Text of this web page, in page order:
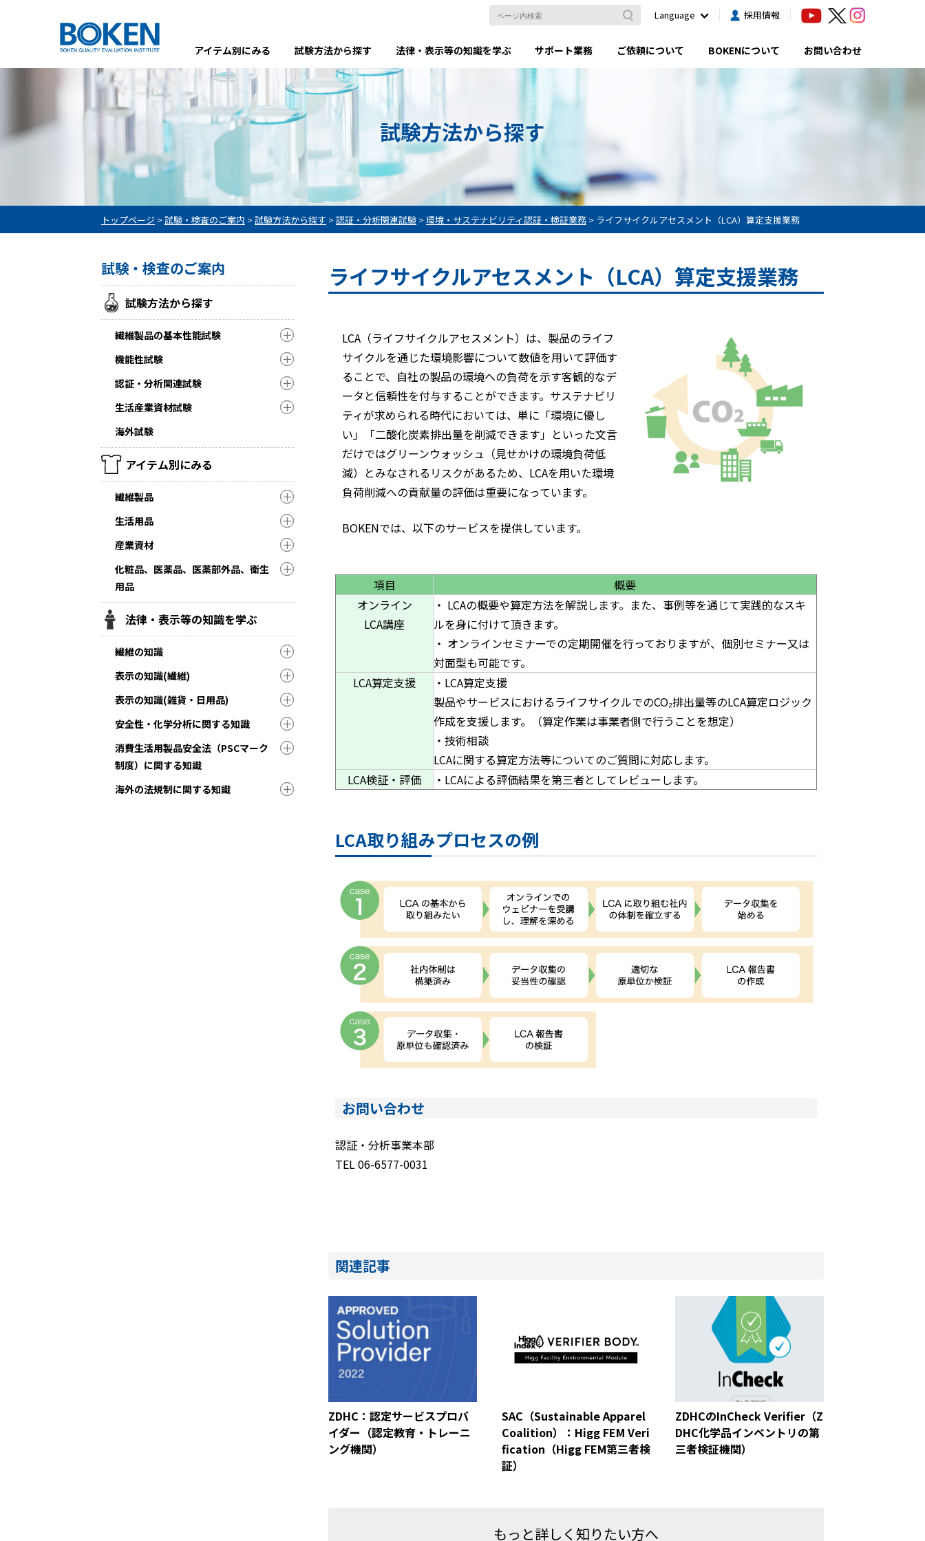
Language 採用情報
アイテム別にみる 試験方法から探す 法律・表示等の知識を学ぶ サポート業務 ご依頼について BOKENについて お問い合わせ
試験方法から探す
トップページ > 試験・検査のご案内 > 試験方法から探す > 認証・分析関連試験 > 環境・サステナビリティ認証・検証業務 > ライフサイクルアセスメント（LCA）算定支援業務
試験・検査のご案内
試験方法から探す
繊維製品の基本性能試験
機能性試験
認証・分析関連試験
生活産業資材試験
海外試験
アイテム別にみる
繊維製品
生活用品
産業資材
化粧品、医薬品、医薬部外品、衛生
用品
法律・表示等の知識を学ぶ
繊維の知識
表示の知識(繊維)
表示の知識(雑貨・日用品)
安全性・化学分析に関する知識
消費生活用製品安全法（PSCマーク
制度）に関する知識
海外の法規制に関する知識
ライフサイクルアセスメント（LCA）算定支援業務
LCA（ライフサイクルアセスメント）は、製品のライフ
サイクルを通じた環境影響について数値を用いて評価す
ることで、自社の製品の環境への負荷を示す客観的なデ
ータと信頼性を付与することができます。サステナビリ
ティが求められる時代においては、単に「環境に優し
い」「二酸化炭素排出量を削減できます」といった文言
だけではグリーンウォッシュ（見せかけの環境負荷低
減）とみなされるリスクがあるため、LCAを用いた環境
負荷削減への貢献量の評価は重要になっています。
BOKENでは、以下のサービスを提供しています。
項目
概要
オンライン
LCA講座
・ LCAの概要や算定方法を解説します。また、事例等を通じて実践的なスキ
ルを身に付けて頂きます。
・ オンラインセミナーでの定期開催を行っておりますが、個別セミナー又は
対面型も可能です。
LCA算定支援
・LCA算定支援
製品やサービスにおけるライフサイクルでのCO₂排出量等のLCA算定ロジック
作成を支援します。（算定作業は事業者側で行うことを想定）
・技術相談
LCAに関する算定方法等についてのご質問に対応します。
LCA検証・評価
・LCAによる評価結果を第三者としてレビューします。
LCA取り組みプロセスの例
お問い合わせ
認証・分析事業本部
TEL 06-6577-0031
関連記事
ZDHC：認定サービスプロバ
イダー（認定教育・トレーニ
ング機関）
SAC（Sustainable Apparel
Coalition）：Higg FEM Veri
fication（Higg FEM第三者検
証）
ZDHCのInCheck Verifier（Z
DHC化学品インベントリの第
三者検証機関）
もっと詳しく知りたい方へ